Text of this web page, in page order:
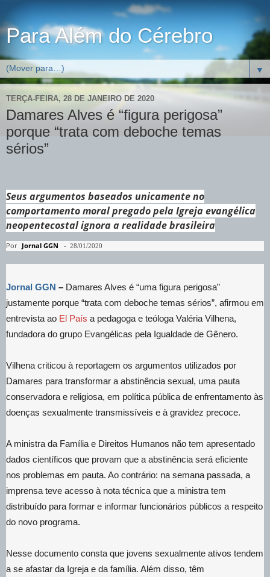
Para Além do Cérebro
▼
TERÇA-FEIRA, 28 DE JANEIRO DE 2020
Damares Alves é “figura perigosa”
porque “trata com deboche temas
sérios”
Seus argumentos baseados unicamente no
comportamento moral pregado pela Igreja evangélica
neopentecostal ignora a realidade brasileira
Por Jornal GGN - 28/01/2020
Jornal GGN – Damares Alves é “uma figura perigosa”
justamente porque “trata com deboche temas sérios”, afirmou em
entrevista ao El País a pedagoga e teóloga Valéria Vilhena,
fundadora do grupo Evangélicas pela Igualdade de Gênero.
Vilhena criticou à reportagem os argumentos utilizados por
Damares para transformar a abstinência sexual, uma pauta
conservadora e religiosa, em política pública de enfrentamento às
doenças sexualmente transmissíveis e à gravidez precoce.
A ministra da Família e Direitos Humanos não tem apresentado
dados científicos que provam que a abstinência será eficiente
nos problemas em pauta. Ao contrário: na semana passada, a
imprensa teve acesso à nota técnica que a ministra tem
distribuído para formar e informar funcionários públicos a respeito
do novo programa.
Nesse documento consta que jovens sexualmente ativos tendem
a se afastar da Igreja e da família. Além disso, têm